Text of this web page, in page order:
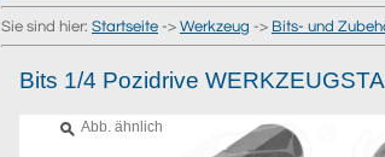
Sie sind hier: Startseite -> Werkzeug -> Bits- und
Bits 1/4 Pozidrive
Abb. ähnlich